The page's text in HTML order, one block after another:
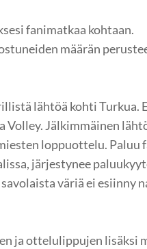
fanimatkaa kohtaan.
määrän
lähtöä kohti Turkua.
Volley. Jälkimmäinen
loppuottelu. Paluu
järjestynee
väriä ei esiinny
ja ottelulippujen lisäksi